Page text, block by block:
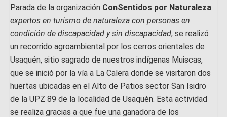
Parada de la organización ConSentidos por Naturaleza
expertos en turismo de naturaleza con personas en
condición de discapacidad y sin discapacidad, se realizó
un recorrido agroambiental por los cerros orientales de
Usaquén, sitio sagrado de nuestros indígenas Muiscas,
que se inició por la vía a La Calera donde se visitaron dos
huertas ubicadas en el Alto de Patios sector San Isidro
de la UPZ 89 de la localidad de Usaquén. Esta actividad
se realiza gracias a que fue una ganadora de los